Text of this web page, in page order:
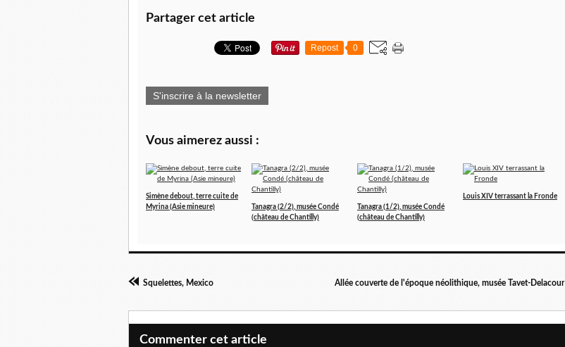
Partager cet article
Repost 0
S'inscrire à la newsletter
Vous aimerez aussi :
Simène debout, terre cuite de
Myrina (Asie mineure)
Tanagra (2/2), musée Condé
(château de Chantilly)
Tanagra (1/2), musée Condé
(château de Chantilly)
Louis XIV terrassant la Fronde
Squelettes, Mexico Allée couverte de l'époque néolithique, musée Tavet-Delacour
Commenter cet article